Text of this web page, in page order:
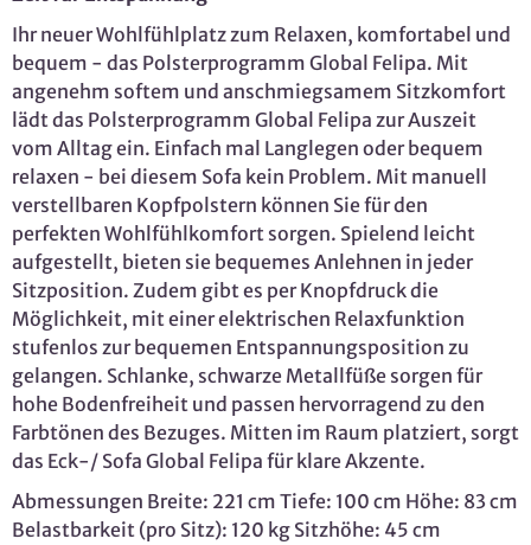
Ihr neuer Wohlfühlplatz zum Relaxen, komfortabel und
bequem - das Polsterprogramm Global Felipa. Mit
angenehm softem und anschmiegsamem Sitzkomfort
lädt das Polsterprogramm Global Felipa zur Auszeit
vom Alltag ein. Einfach mal Langlegen oder bequem
relaxen - bei diesem Sofa kein Problem. Mit manuell
verstellbaren Kopfpolstern können Sie für den
perfekten Wohlfühlkomfort sorgen. Spielend leicht
aufgestellt, bieten sie bequemes Anlehnen in jeder
Sitzposition. Zudem gibt es per Knopfdruck die
Möglichkeit, mit einer elektrischen Relaxfunktion
stufenlos zur bequemen Entspannungsposition zu
gelangen. Schlanke, schwarze Metallfüße sorgen für
hohe Bodenfreiheit und passen hervorragend zu den
Farbtönen des Bezuges. Mitten im Raum platziert, sorgt
das Eck-/ Sofa Global Felipa für klare Akzente.
Abmessungen Breite: 221 cm Tiefe: 100 cm Höhe: 83 cm
Belastbarkeit (pro Sitz): 120 kg Sitzhöhe: 45 cm